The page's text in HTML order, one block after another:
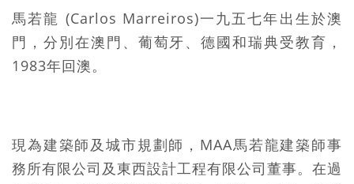
馬若龍 (Carlos Marreiros)一九五七年出生於澳
門，分別在澳門、葡萄牙、德國和瑞典受教育，
1983年回澳。
現為建築師及城市規劃師，MAA馬若龍建築師事
務所有限公司及東西設計工程有限公司董事。在過